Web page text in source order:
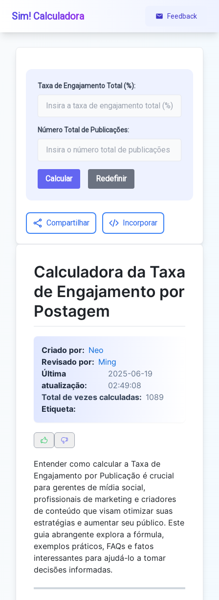
Sim! Calculadora Feedback
Taxa de Engajamento Total (%):
Número Total de Publicações:
Calcular Redefinir
Compartilhar Incorporar
Calculadora da Taxa
de Engajamento por
Postagem
Criado por: Neo
Revisado por: Ming
Última
atualização:
2025-06-19
02:49:08
Total de vezes calculadas: 1089
Etiqueta:
Entender como calcular a Taxa de
Engajamento por Publicação é crucial
para gerentes de mídia social,
profissionais de marketing e criadores
de conteúdo que visam otimizar suas
estratégias e aumentar seu público. Este
guia abrangente explora a fórmula,
exemplos práticos, FAQs e fatos
interessantes para ajudá-lo a tomar
decisões informadas.